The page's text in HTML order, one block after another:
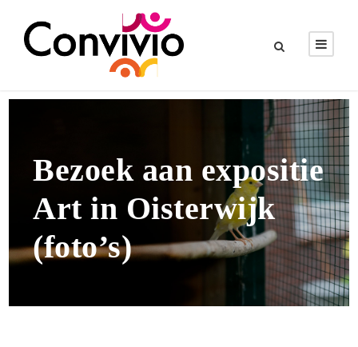
Bezoek aan expositie
Art in Oisterwijk
(foto’s)